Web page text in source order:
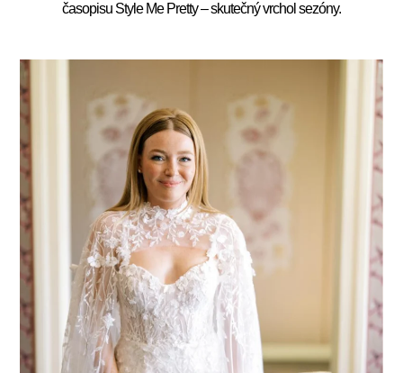
časopisu Style Me Pretty– skutečný vrchol sezóny.